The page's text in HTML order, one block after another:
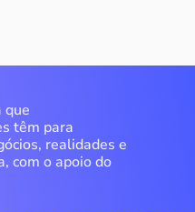
que
têm para
realidades e
com o apoio do